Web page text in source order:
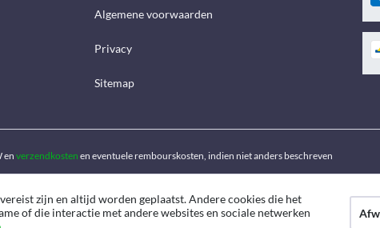
Algemene voorwaarden
Privacy
Sitemap
en verzendkosten en eventuele rembourskosten, indien niet anders beschreven
zijn en altijd worden geplaatst. Andere cookies die het
of die interactie met andere websites en sociale netwerken